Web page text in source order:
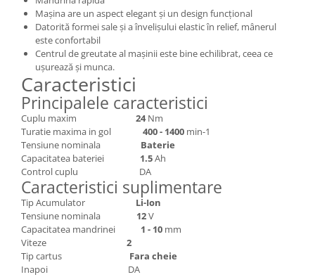
Mașina are un aspect elegant și un design funcțional
Datorită formei sale și a învelișului elastic în relief, mânerul
este confortabil
Centrul de greutate al mașinii este bine echilibrat, ceea ce
ușurează și munca.
Caracteristici
Principalele caracteristici
Cuplu maxim 24Nm
Turatie maxima in gol 400 - 1400 min-1
Tensiune nominala Baterie
Capacitatea bateriei 1.5Ah
Control cuplu DA
Caracteristici suplimentare
Tip Acumulator Li-Ion
Tensiune nominala 12V
Capacitatea mandrinei 1 - 10 mm
Viteze 2
Tip cartus Fara cheie
Inapoi DA